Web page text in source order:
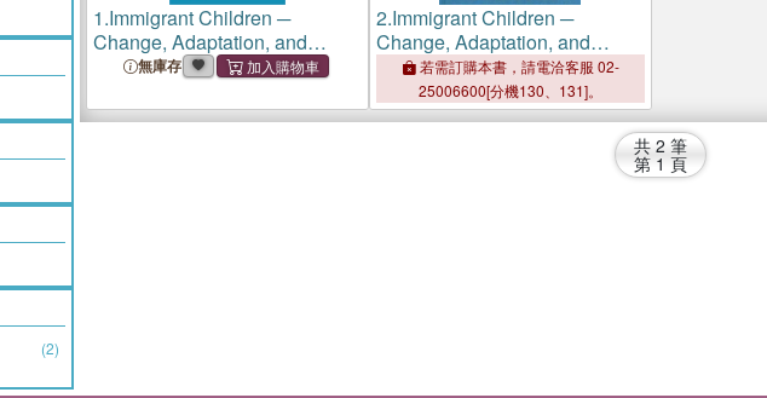
(2)
1.Immigrant Children ─
Change, Adaptation, and
Cultural Transformation
無庫存
2.Immigrant Children ─
Change, Adaptation, and
Cultural Transformation
若需訂購本書，請電洽客服 02-
25006600[分機130、131]。
共 2 筆
第 1 頁